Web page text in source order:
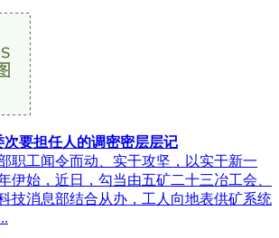
次要担任人的调密密层层记
职工闻令而动、实干攻坚，以实干新一
伊始，近日，勾当由五矿二十三冶工会、
技消息部结合从办，工人向地表供矿系统